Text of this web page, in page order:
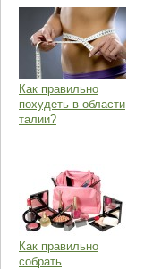
Как правильно
похудеть в области
талии?
Как правильно
собрать